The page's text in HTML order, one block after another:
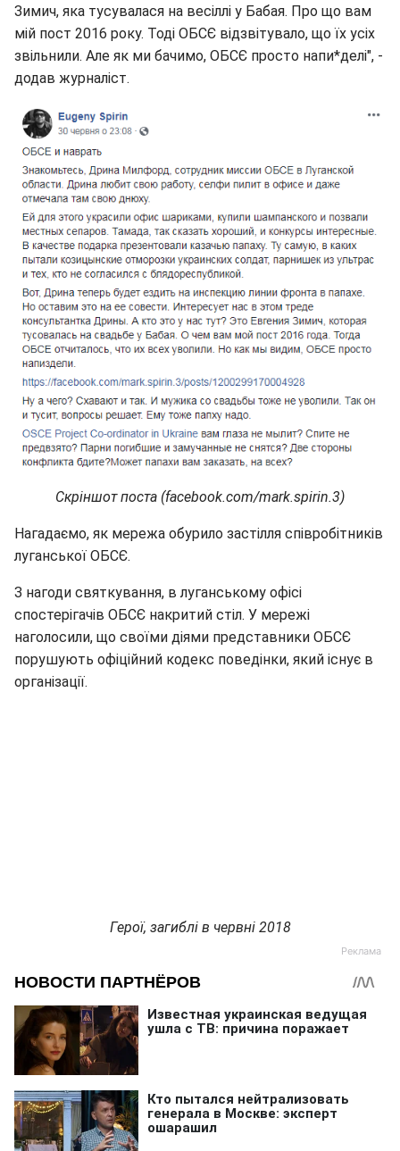
Зимич, яка тусувалася на весіллі у Бабая. Про що вам
мій пост 2016 року. Тоді ОБСЄ відзвітувало, що їх усіх
звільнили. Але як ми бачимо, ОБСЄ просто напи*делі", -
додав журналіст.
Скріншот поста (facebook.com/mark.spirin.3)
Нагадаємо, як мережа обурило застілля співробітників
луганської ОБСЄ.
З нагоди святкування, в луганському офісі
спостерігачів ОБСЄ накритий стіл. У мережі
наголосили, що своїми діями представники ОБСЄ
порушують офіційний кодекс поведінки, який існує в
організації.
Герої, загиблі в червні 2018